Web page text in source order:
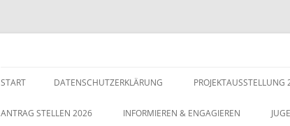
START DATENSCHUTZERKLÄRUNG
ANTRAG STELLEN 2026 INFORMIEREN & ENGAGIEREN